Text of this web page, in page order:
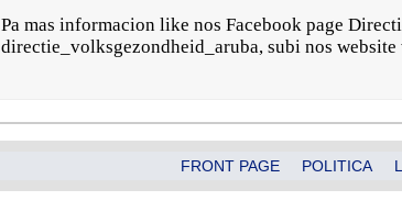
Pa mas informacion like nos Facebook page
directie_volksgezondheid_aruba, subi nos
FRONT PAGE POLITICA